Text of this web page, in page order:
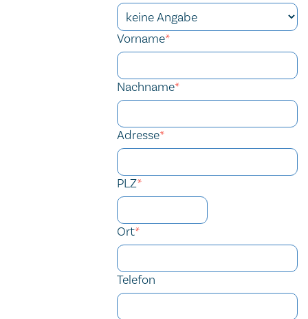
Vorname*
Nachname*
Adresse*
PLZ*
Ort*
Telefon